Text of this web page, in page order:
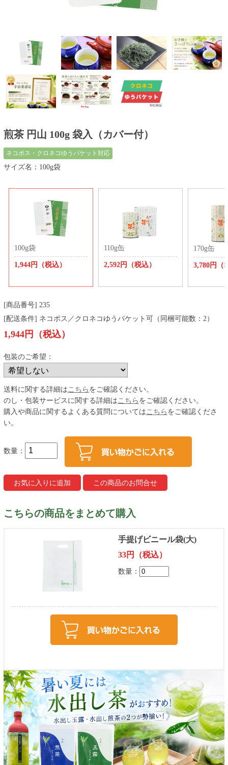
煎茶 円山 100g 袋入（カバー付）
ネコポス・クロネコゆうパケット対応
サイズ名：100g袋
100g袋
1,944円（税込）
110g缶
2,592円（税込）
170g缶
3,780円（
[商品番号] 235
[配送条件] ネコポス／クロネコゆうパケット可（同梱可能数：2）
1,944円（税込）
包装のご希望：
送料に関する詳細は こちら をご確認ください。
のし・包装サービスに関する詳細は こちら をご確認ください。
購入や商品に関するよくある質問については こちら をご確認くださ
い。
数量：
こちらの商品をまとめて購入
手提げビニール袋(大)
33円（税込）
数量：